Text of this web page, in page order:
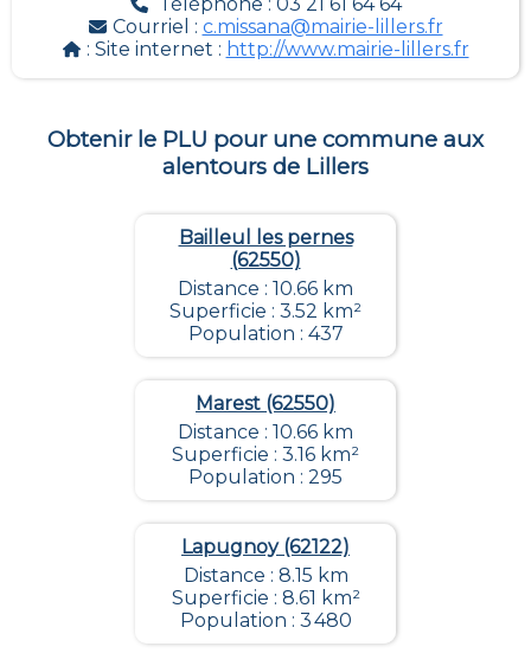
Courriel : c.missana@mairie-lillers.fr
: Site internet : http://www.mairie-lillers.fr
Obtenir le PLU pour une commune aux
alentours de Lillers
Bailleul les pernes
(62550)
Distance : 10.66 km
Superficie : 3.52 km²
Population : 437
Marest (62550)
Distance : 10.66 km
Superficie : 3.16 km²
Population : 295
Lapugnoy (62122)
Distance : 8.15 km
Superficie : 8.61 km²
Population : 3 480